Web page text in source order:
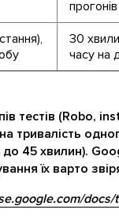
прогонів
30
часу на
тестів
тривалість
45 хвилин).
їх варто